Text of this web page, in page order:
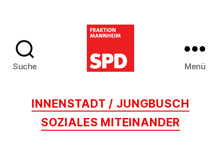
Suche
Mannheim
Menü
Kategorien
INNENSTADT / JUNGBUSCH
SOZIALES MITEINANDER